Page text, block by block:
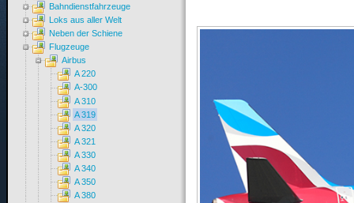
Bahndienstfahrzeuge
Loks aus aller Welt
Neben der Schiene
Flugzeuge
Airbus
A 220
A-300
A 310
A 319
A 320
A 321
A 330
A 340
A 350
A 380